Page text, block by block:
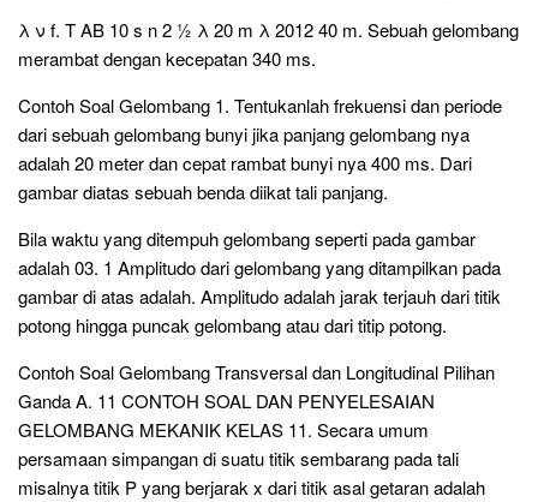
λ ν f. T AB 10 s n 2 ½ λ 20 m λ 2012 40 m. Sebuah gelombang
merambat dengan kecepatan 340 ms.
Contoh Soal Gelombang 1. Tentukanlah frekuensi dan periode
dari sebuah gelombang bunyi jika panjang gelombang nya
adalah 20 meter dan cepat rambat bunyi nya 400 ms. Dari
gambar diatas sebuah benda diikat tali panjang.
Bila waktu yang ditempuh gelombang seperti pada gambar
adalah 03. 1 Amplitudo dari gelombang yang ditampilkan pada
gambar di atas adalah. Amplitudo adalah jarak terjauh dari titik
potong hingga puncak gelombang atau dari titip potong.
Contoh Soal Gelombang Transversal dan Longitudinal Pilihan
Ganda A. 11 CONTOH SOAL DAN PENYELESAIAN
GELOMBANG MEKANIK KELAS 11. Secara umum
persamaan simpangan di suatu titik sembarang pada tali
misalnya titik P yang berjarak x dari titik asal getaran adalah